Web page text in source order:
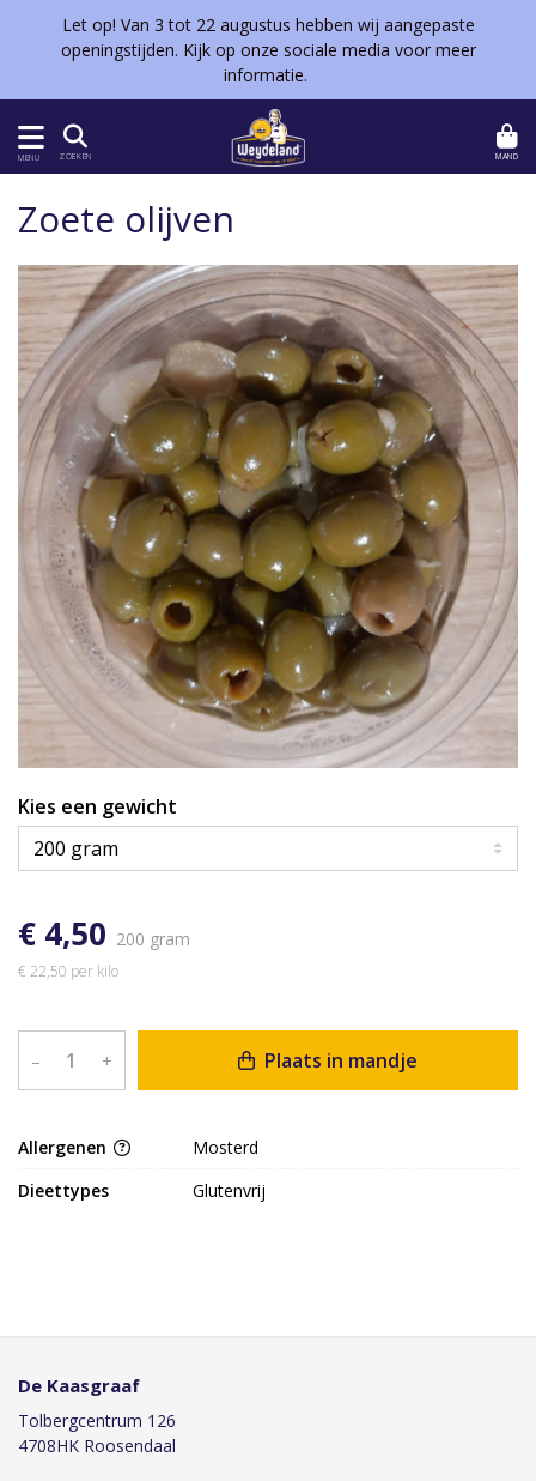
Let op! Van 3 tot 22 augustus hebben wij aangepaste
openingstijden. Kijk op onze sociale media voor meer
informatie.
MENU ZOEKEN MAND
Zoete olijven
Kies een gewicht
€ 4,50 200 gram
€ 22,50 per kilo
– + Plaats in mandje
Allergenen
Mosterd
Dieettypes
Glutenvrij
De Kaasgraaf
Tolbergcentrum 126
4708HK Roosendaal